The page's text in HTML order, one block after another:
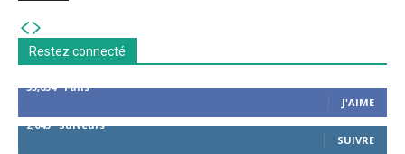
Restez connecté
53,654
Fans
J'AIME
2,043 Suiveurs
SUIVRE